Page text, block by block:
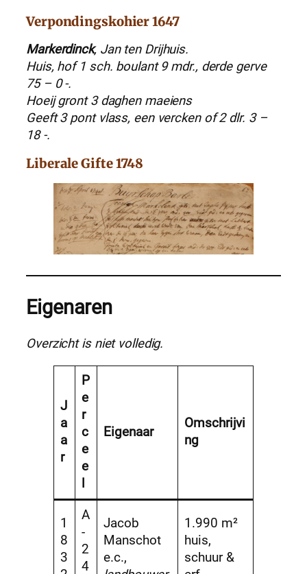
Verpondingskohier 1647
Markerdinck, Jan ten Drijhuis.
Huis, hof 1 sch. boulant 9 mdr., derde gerve
75 – 0 -.
Hoeij gront 3 daghen maeiens
Geeft 3 pont vlass, een vercken of 2 dlr. 3 –
18 -.
Liberale Gifte 1748
Eigenaren
Overzicht is niet volledig.
J
a
a
r
P
e
r
c
e
e
l
Eigenaar
Omschrijvi
ng
1
8
3
A
-
2
4
Jacob
Manschot
e.c.,
1.990 m²
huis,
schuur &